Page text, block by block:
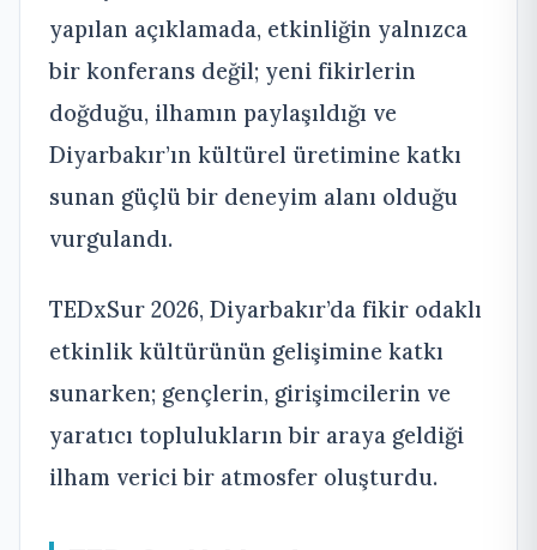
yapılan açıklamada, etkinliğin yalnızca
bir konferans değil; yeni fikirlerin
doğduğu, ilhamın paylaşıldığı ve
Diyarbakır’ın kültürel üretimine katkı
sunan güçlü bir deneyim alanı olduğu
vurgulandı.
TEDxSur 2026, Diyarbakır’da fikir odaklı
etkinlik kültürünün gelişimine katkı
sunarken; gençlerin, girişimcilerin ve
yaratıcı toplulukların bir araya geldiği
ilham verici bir atmosfer oluşturdu.